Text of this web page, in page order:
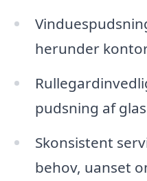
herunder
pudsning af
Skonsistent
behov, uanset